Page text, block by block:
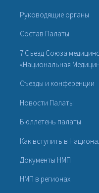
Руководящие органы
Состав Палаты
7 Съезд Союза
«Национальная
Съезды и конференции
Новости Палаты
Бюллетень палаты
Как вступить в
Документы НМП
НМП в регионах